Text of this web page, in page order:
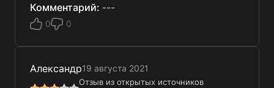
---
0 0
Александр19 августа 2021
Отзыв из открытых источников